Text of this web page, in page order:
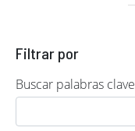
Filtrar por
Buscar palabras clave